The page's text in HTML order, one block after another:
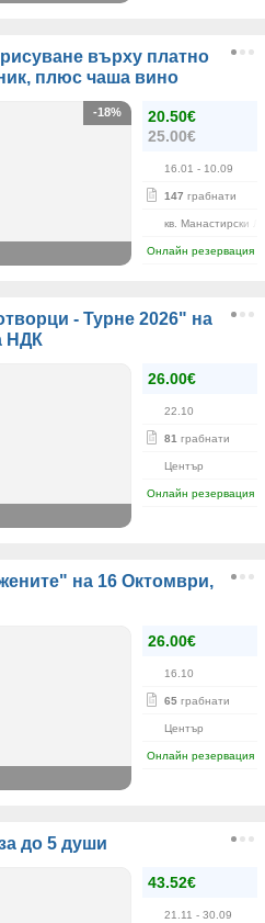
върху платно
плюс чаша вино
20.50€
25.00€
16.01 - 10.09
147 грабнати
кв. Манастирски
Онлайн резервация
-18%
- Турне 2026" на
НДК
26.00€
22.10
81 грабнати
Център
Онлайн резервация
на 16 Октомври,
26.00€
16.10
65 грабнати
Център
Онлайн резервация
до 5 души
43.52€
21.11 - 30.09